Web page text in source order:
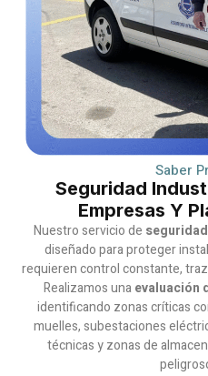
Saber
Seguridad
Empresas Y
Nuestro servicio de
diseñado para proteger
requieren control constante,
Realizamos unaevaluación
identificando zonas críticas
muelles, subestaciones
técnicas y zonas de